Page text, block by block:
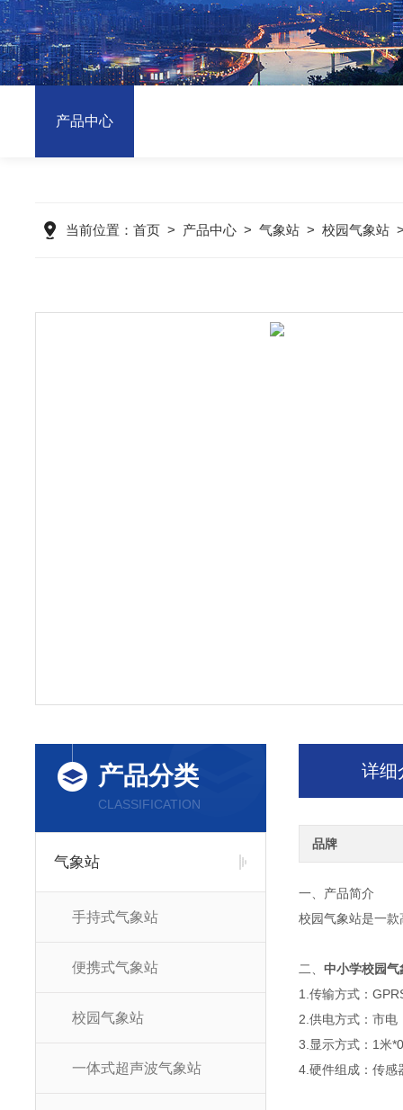
产品中心
当前位置： 首页 > 产品中心 > 气象站 > 校园气象站
产品分类
CLASSIFICATION
气象站
手持式气象站
便携式气象站
校园气象站
一体式超声波气象站
详细
品牌
一、产品简介
校园气象站是一
二、中小学校园气
1.传输方式：
2.供电方式：市电
3.显示方式：1米
4.硬件组成：传感